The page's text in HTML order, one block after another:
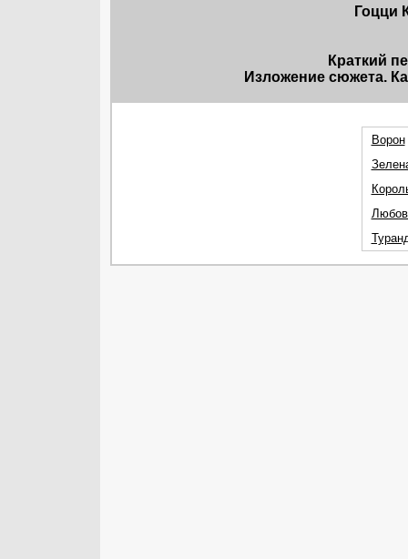
Гоцци
Краткий
Изложение сюжета.
Ворон